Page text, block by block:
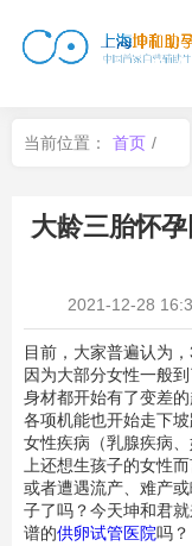
当前位置： 首页 /
大龄三胎怀
2021-12-28
目前，大家普遍认为
因为大部分女性一般
身材都开始有了变差
各项机能也开始走下
女性疾病（乳腺疾病
上还想生孩子的女性
或者遭遇流产、难产
子了吗？今天坤和君
谱的供卵试管医院吗？